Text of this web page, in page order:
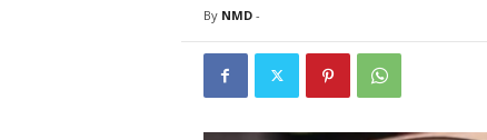
By NMD-